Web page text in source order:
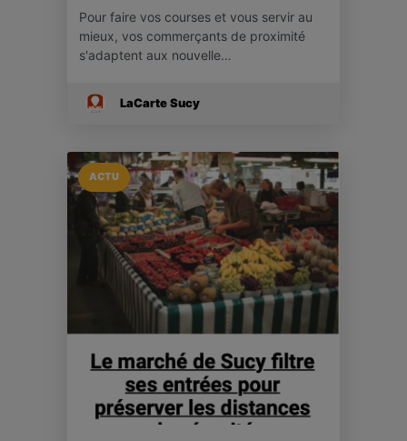
Pour faire vos courses et vous servir au
mieux, vos commerçants de proximité
s'adaptent aux nouvelle…
LaCarte Sucy
ACTU